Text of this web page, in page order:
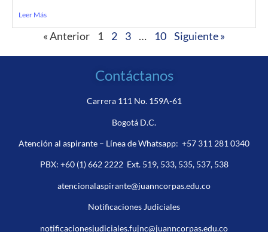
Leer Más
« Anterior 1 2 3 … 10 Siguiente »
Contáctanos
Carrera 111 No. 159A-61
Bogotá D.C.
Atención al aspirante – Línea de Whatsapp: +57 311 281 0340
PBX: +60 (1) 662 2222Ext. 519, 533, 535, 537, 538
atencionalaspirante@juanncorpas.edu.co
Notificaciones Judiciales
notificacionesjudiciales.fujnc@juanncorpas.edu.co